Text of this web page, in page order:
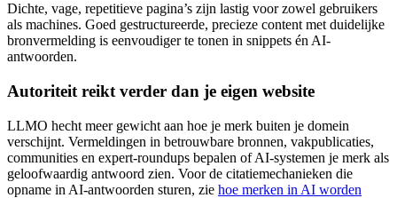
Dichte, vage, repetitieve pagina’s zijn lastig voor zowel gebruikers
als machines. Goed gestructureerde, precieze content met duidelijke
bronvermelding is eenvoudiger te tonen in snippets én AI-
antwoorden.
Autoriteit reikt verder dan je eigen website
LLMO hecht meer gewicht aan hoe je merk buiten je domein
verschijnt. Vermeldingen in betrouwbare bronnen, vakpublicaties,
communities en expert-roundups bepalen of AI-systemen je merk als
geloofwaardig antwoord zien. Voor de citatiemechanieken die
opname in AI-antwoorden sturen, zie hoe merken in AI worden